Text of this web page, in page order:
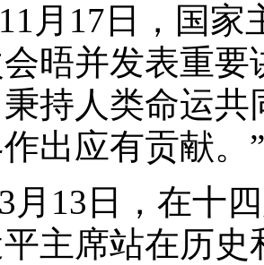
月17日，国
晤并发表重
持人类命运
出应有贡献。”
月13日，在十
平主席站在历